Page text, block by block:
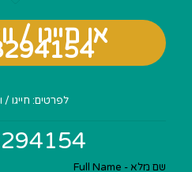
או חייגו /
לפרטים: חייגו